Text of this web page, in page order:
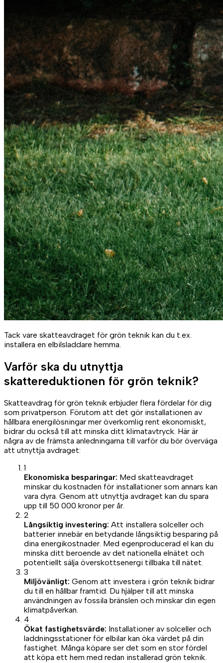
Tack vare skatteavdraget för grön teknik kan du t.ex.
installera en elbilsladdare hemma.
Varför ska du utnyttja
skattereduktionen för grön teknik?
Skatteavdrag för grön teknik erbjuder flera fördelar för dig
som privatperson. Förutom att det gör installationen av
hållbara energilösningar mer överkomlig rent ekonomiskt,
bidrar du också till att minska ditt klimatavtryck. Här är
några av de främsta anledningarna till varför du bör överväga
att utnyttja avdraget:
1
Ekonomiska besparingar: Med skatteavdraget
minskar du kostnaden för installationer som annars kan
vara dyra. Genom att utnyttja avdraget kan du spara
upp till 50 000 kronor per år.
2
Långsiktig investering: Att installera solceller och
batterier innebär en betydande långsiktig besparing på
dina energikostnader. Med egenproducerad el kan du
minska ditt beroende av det nationella elnätet och
potentiellt sälja överskottsenergi tillbaka till nätet.
3
Miljövänligt: Genom att investera i grön teknik bidrar
du till en hållbar framtid. Du hjälper till att minska
användningen av fossila bränslen och minskar din egen
klimatpåverkan.
4
Ökat fastighetsvärde: Installationer av solceller och
laddningsstationer för elbilar kan öka värdet på din
fastighet. Många köpare ser det som en stor fördel
att köpa ett hem med redan installerad grön teknik.